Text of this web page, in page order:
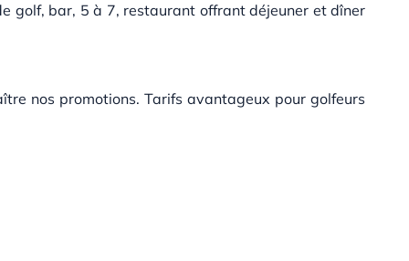
golf, bar, 5 à 7, restaurant offrant déjeuner et dîner
nos promotions. Tarifs avantageux pour golfeurs